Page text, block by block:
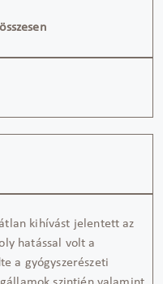
kihívást jelentett az
hatással volt a
a gyógyszerészeti